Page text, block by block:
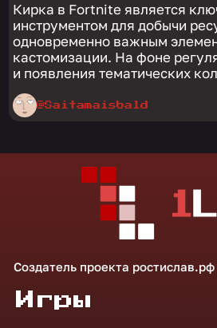
Кирка в Fortnite является
инструментом для добычи
одновременно важным
кастомизации. На фоне
и появления тематических
@Saitamaisbald
Создатель проекта ростислав.рф
Игры